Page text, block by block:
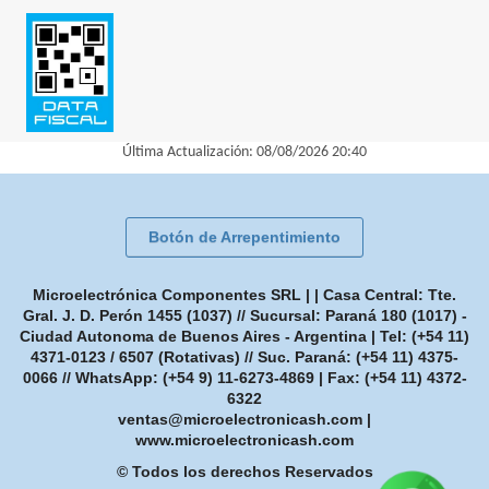
Última Actualización: 08/08/2026 20:40
Botón de Arrepentimiento
Microelectrónica Componentes SRL | | Casa Central: Tte.
Gral. J. D. Perón 1455 (1037) // Sucursal: Paraná 180 (1017) -
Ciudad Autonoma de Buenos Aires - Argentina | Tel: (+54 11)
4371-0123 / 6507 (Rotativas) // Suc. Paraná: (+54 11) 4375-
0066 // WhatsApp: (+54 9) 11-6273-4869| Fax: (+54 11) 4372-
6322
ventas@microelectronicash.com |
www.microelectronicash.com
© Todos los derechos Reservados